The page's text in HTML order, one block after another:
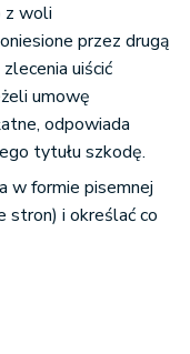
z woli
przez drugą
uiścić
umowę
odpowiada
tytułu szkodę.
w formie pisemnej
stron) i określać co